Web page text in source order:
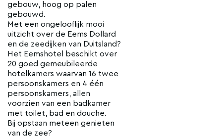
gebouw, hoog op palen
gebouwd.
Met een ongelooflijk mooi
uitzicht over de Eems Dollard
en de zeedijken van Duitsland?
Het Eemshotel beschikt over
20 goed gemeubileerde
hotelkamers waarvan 16 twee
persoonskamers en 4 één
persoonskamers, allen
voorzien van een badkamer
met toilet, bad en douche.
Bij opstaan meteen genieten
van de zee?